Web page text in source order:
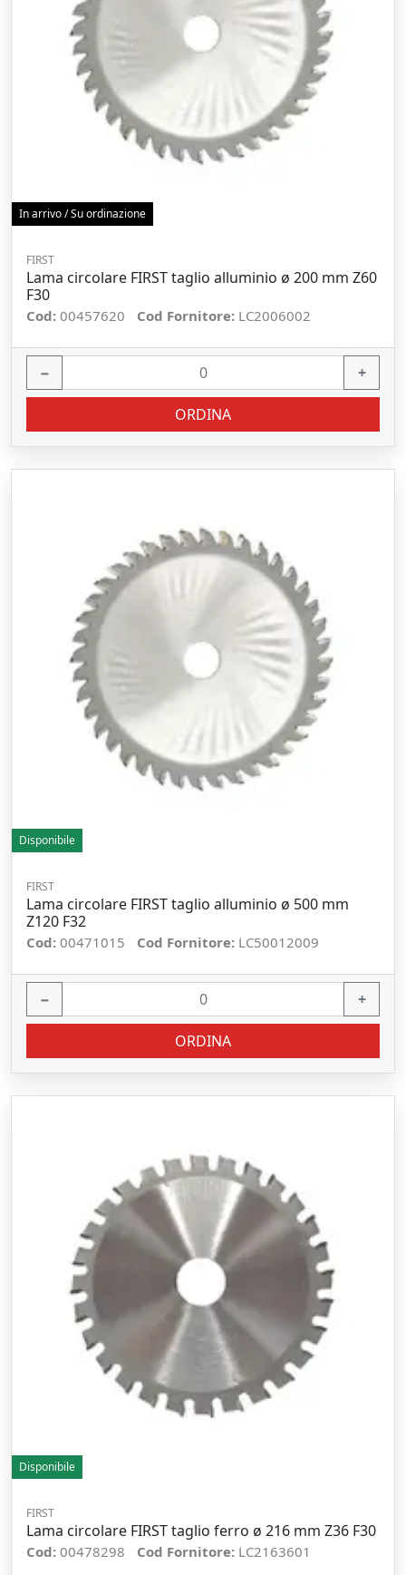
In arrivo / Su ordinazione
FIRST
Lama circolare FIRST taglio alluminio ø 200 mm Z60
F30
Cod: 00457620 Cod Fornitore: LC2006002
− +
ORDINA
Disponibile
FIRST
Lama circolare FIRST taglio alluminio ø 500 mm
Z120 F32
Cod: 00471015 Cod Fornitore: LC50012009
− +
ORDINA
Disponibile
FIRST
Lama circolare FIRST taglio ferro ø 216 mm Z36 F30
Cod: 00478298 Cod Fornitore: LC2163601